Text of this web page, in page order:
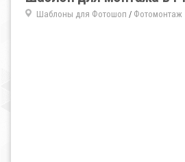
Шаблоны для Фотошоп / Фотомонтаж